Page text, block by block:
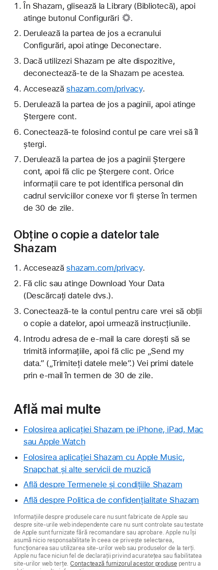
În Shazam, glisează la Library (Bibliotecă), apoi
atinge butonul Configurări
.
Derulează la partea de jos a ecranului
Configurări, apoi atinge Deconectare.
Dacă utilizezi Shazam pe alte dispozitive,
deconectează-te de la Shazam pe acestea.
Accesează shazam.com/privacy.
Derulează la partea de jos a paginii, apoi atinge
Ștergere cont.
Conectează-te folosind contul pe care vrei să îl
ștergi.
Derulează la partea de jos a paginii Ștergere
cont, apoi fă clic pe Ștergere cont. Orice
informații care te pot identifica personal din
cadrul serviciilor conexe vor fi șterse în termen
de 30 de zile.
Obține o copie a datelor tale
Shazam
Accesează shazam.com/privacy.
Fă clic sau atinge Download Your Data
(Descărcați datele dvs.).
Conectează-te la contul pentru care vrei să obții
o copie a datelor, apoi urmează instrucțiunile.
Introdu adresa de e-mail la care dorești să se
trimită informațiile, apoi fă clic pe „Send my
data.” („Trimiteți datele mele”.) Vei primi datele
prin e-mail în termen de 30 de zile.
Află mai multe
Folosirea aplicației Shazam pe iPhone, iPad, Mac
sau Apple Watch
Folosirea aplicației Shazam cu Apple Music,
Snapchat și alte servicii de muzică
Află despre Termenele și condițiile Shazam
Află despre Politica de confidențialitate Shazam
Informațiile despre produsele care nu sunt fabricate de Apple sau
despre site-urile web independente care nu sunt controlate sau testate
de Apple sunt furnizate fără recomandare sau aprobare. Apple nu își
asumă nicio responsabilitate în ceea ce privește selectarea,
funcționarea sau utilizarea site-urilor web sau produselor de la terți.
Apple nu face niciun fel de declarații privind acuratețea sau fiabilitatea
site-urilor web terțe.Contactează furnizorul acestor produsepentru a